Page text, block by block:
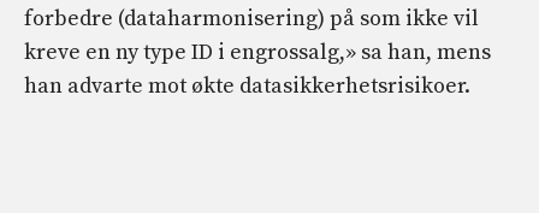
forbedre (dataharmonisering) på som ikke vil
kreve en ny type ID i engrossalg,» sa han, mens
han advarte mot økte datasikkerhetsrisikoer.